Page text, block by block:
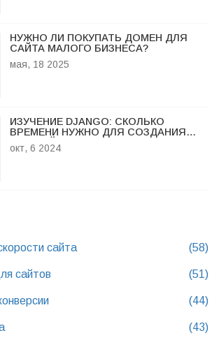
НУЖНО ЛИ ПОКУПАТЬ ДОМЕН ДЛЯ
САЙТА МАЛОГО БИЗНЕСА?
мая, 18 2025
ИЗУЧЕНИЕ DJANGO: СКОЛЬКО
ВРЕМЕНИ НУЖНО ДЛЯ СОЗДАНИЯ
ВЕБ-САЙТА?
окт, 6 2024
сайта (58)
сайтов (51)
(44)
(43)